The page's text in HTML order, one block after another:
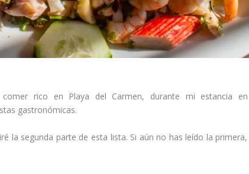
comer rico en Playa del Carmen, durante mi estancia
gastronómicas.
la segunda parte de esta lista. Si aún no has leído la